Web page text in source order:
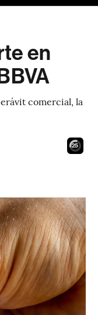
en
comercial, la
24